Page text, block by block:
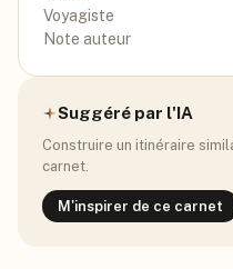
Voyagiste
Note auteur
Suggéré par l'IA
Construire un itinéraire
carnet.
M'inspirer de ce carnet